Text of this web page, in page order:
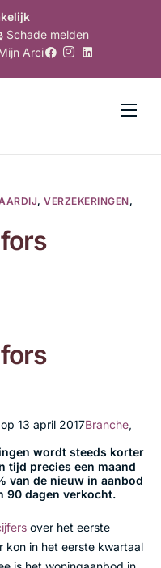
Schade melden
Arci
,VERZEKERINGEN,
op 13 april 2017Branche,
wordt steeds korter
tijd precies een maand
van de nieuw in aanbod
90 dagen verkocht.
over het eerste
kon in het eerste kwartaal